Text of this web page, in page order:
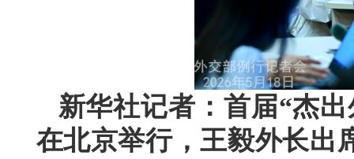
新华社记者：首届“杰
在北京举行，王毅外长出